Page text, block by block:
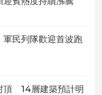
民列隊歡迎首波跑
頂 14層建築預計明